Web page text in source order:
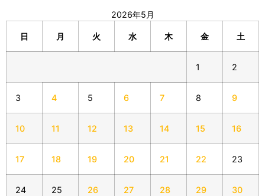
2026年5月
日 月 火 水 木 金 土
1 2
3 4 5 6 7 8 9
10 11 12 13 14 15 16
17 18 19 20 21 22 23
24 25 26 27 28 29 30